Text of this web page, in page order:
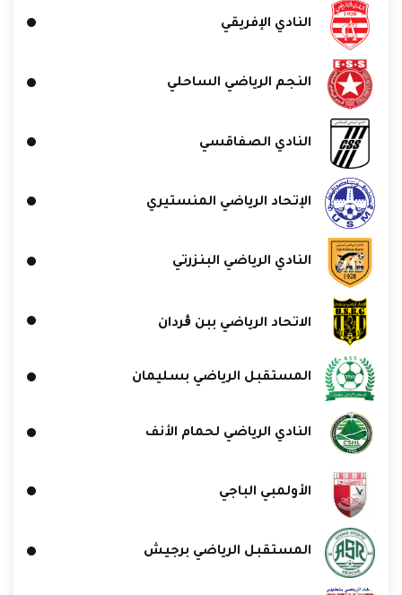
النادي الإفريقي
النجم الرياضي الساحلي
النادي الصفاقسي
الإتحاد الرياضي المنستيري
النادي الرياضي البنزرتي
الاتحاد الرياضي ببن ڨردان
المستقبل الرياضي بسليمان
النادي الرياضي لحمام الأنف
الأولمبي الباجي
المستقبل الرياضي برجيش